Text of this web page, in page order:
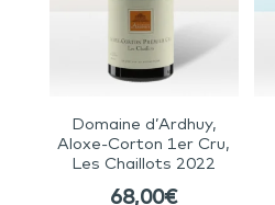
Domaine d’Ardhuy,
Aloxe-Corton 1er Cru,
Les Chaillots 2022
68,00€